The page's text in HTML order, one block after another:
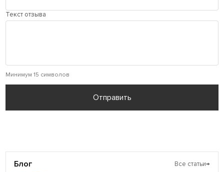
Текст отзыва
Минимум 15 символов
Отправить
Блог Все статьи→